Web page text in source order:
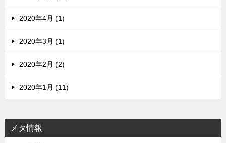
2020年4月 (1)
2020年3月 (1)
2020年2月 (2)
2020年1月 (11)
メタ情報